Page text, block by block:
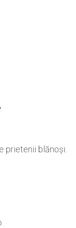
prietenii blănoși.